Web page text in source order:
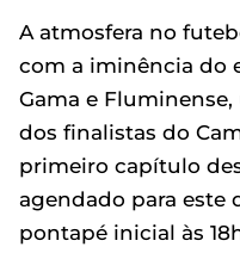
A atmosfera no
com a iminência do
Gama e
dos finalistas do
primeiro capítulo
agendado para este
pontapé inicial às